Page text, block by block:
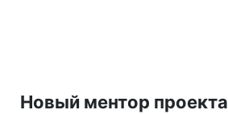
Новый ментор проекта